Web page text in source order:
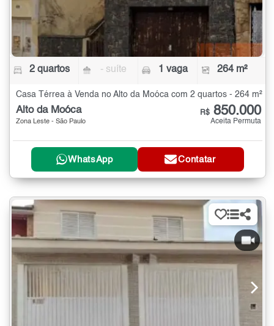
2 quartos - suíte 1 vaga 264 m²
Casa Térrea à Venda no Alto da Moóca com 2 quartos - 264 m²
Alto da Moóca
Zona Leste - São Paulo
R$ 850.000
Aceita Permuta
WhatsApp Contatar